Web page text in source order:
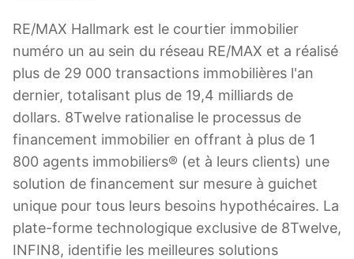
RE/MAX Hallmark est le courtier immobilier
numéro un au sein du réseau RE/MAX et a réalisé
plus de 29 000 transactions immobilières l'an
dernier, totalisant plus de 19,4 milliards de
dollars. 8Twelve rationalise le processus de
financement immobilier en offrant à plus de 1
800 agents immobiliers® (et à leurs clients) une
solution de financement sur mesure à guichet
unique pour tous leurs besoins hypothécaires. La
plate-forme technologique exclusive de 8Twelve,
INFIN8, identifie les meilleures solutions